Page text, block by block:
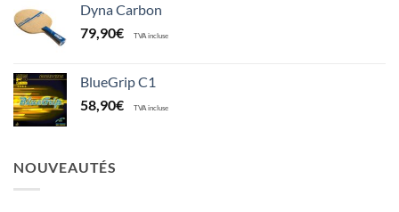
Dyna Carbon
79,90€ TVA incluse
BlueGrip C1
58,90€ TVA incluse
NOUVEAUTÉS